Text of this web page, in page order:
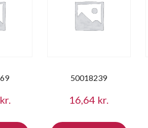
kr.
50018239
16,64 kr.